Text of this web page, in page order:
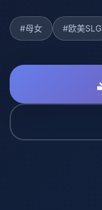
#母女 #欧美SLG